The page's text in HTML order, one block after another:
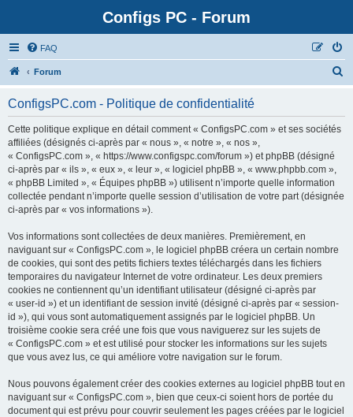
Configs PC - Forum
FAQ
Forum
ConfigsPC.com - Politique de confidentialité
Cette politique explique en détail comment « ConfigsPC.com » et ses sociétés
affiliées (désignés ci-après par « nous », « notre », « nos »,
« ConfigsPC.com », « https://www.configspc.com/forum ») et phpBB (désigné
ci-après par « ils », « eux », « leur », « logiciel phpBB », « www.phpbb.com »,
« phpBB Limited », « Équipes phpBB ») utilisent n’importe quelle information
collectée pendant n’importe quelle session d’utilisation de votre part (désignée
ci-après par « vos informations »).
Vos informations sont collectées de deux manières. Premièrement, en
naviguant sur « ConfigsPC.com », le logiciel phpBB créera un certain nombre
de cookies, qui sont des petits fichiers textes téléchargés dans les fichiers
temporaires du navigateur Internet de votre ordinateur. Les deux premiers
cookies ne contiennent qu’un identifiant utilisateur (désigné ci-après par
« user-id ») et un identifiant de session invité (désigné ci-après par « session-
id »), qui vous sont automatiquement assignés par le logiciel phpBB. Un
troisième cookie sera créé une fois que vous naviguerez sur les sujets de
« ConfigsPC.com » et est utilisé pour stocker les informations sur les sujets
que vous avez lus, ce qui améliore votre navigation sur le forum.
Nous pouvons également créer des cookies externes au logiciel phpBB tout en
naviguant sur « ConfigsPC.com », bien que ceux-ci soient hors de portée du
document qui est prévu pour couvrir seulement les pages créées par le logiciel